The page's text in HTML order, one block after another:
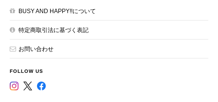
BUSY AND HAPPY!!について
特定商取引法に基づく表記
お問い合わせ
FOLLOW US